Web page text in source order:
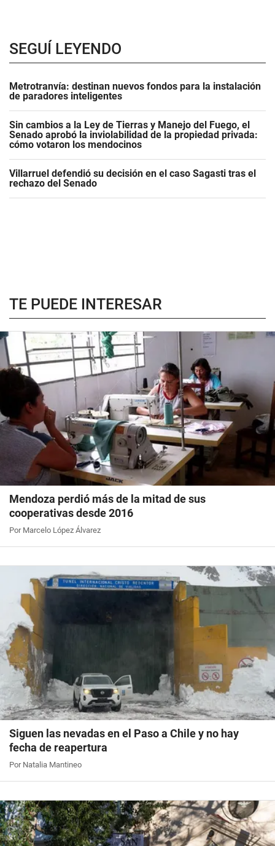
SEGUÍ LEYENDO
Metrotranvía: destinan nuevos fondos para la instalación
de paradores inteligentes
Sin cambios a la Ley de Tierras y Manejo del Fuego, el
Senado aprobó la inviolabilidad de la propiedad privada:
cómo votaron los mendocinos
Villarruel defendió su decisión en el caso Sagasti tras el
rechazo del Senado
TE PUEDE INTERESAR
Mendoza perdió más de la mitad de sus
cooperativas desde 2016
Por Marcelo López Álvarez
Siguen las nevadas en el Paso a Chile y no hay
fecha de reapertura
Por Natalia Mantineo